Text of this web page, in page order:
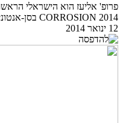
פרופ' אליעז הוא הישראלי
CORROSION 2014 בסן-אנטוניו
12 ינואר 2014